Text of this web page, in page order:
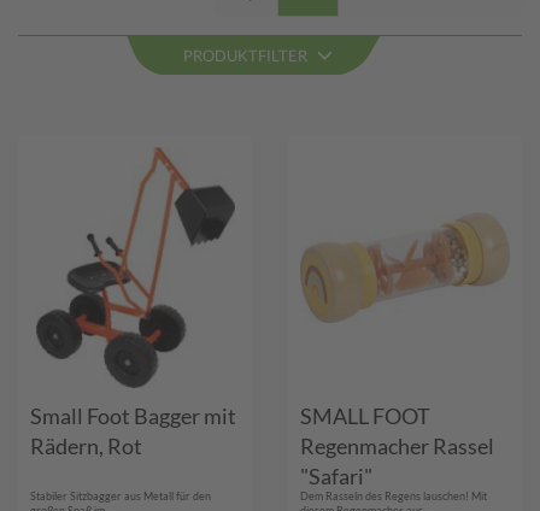
PRODUKTFILTER
Small Foot Bagger mit
Rädern, Rot
​Stabiler Sitzbagger aus Metall für den
SMALL FOOT
Regenmacher Rassel
"Safari"
Dem Rasseln des Regens lauschen! Mit